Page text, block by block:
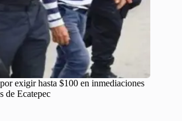
exigir hasta $100 en inmediaciones
de Ecatepec